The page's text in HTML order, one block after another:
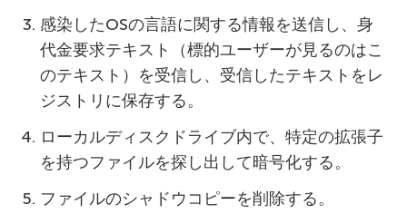
感染したOSの言語に関する情報を送信し、身
代金要求テキスト（標的ユーザーが見るのはこ
のテキスト）を受信し、受信したテキストをレ
ジストリに保存する。
ローカルディスクドライブ内で、特定の拡張子
を持つファイルを探し出して暗号化する。
ファイルのシャドウコピーを削除する。